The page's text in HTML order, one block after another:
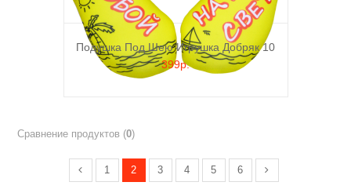
Подушка Под Шею Игрушка Добряк 10
399р.
Сравнение продуктов (0)
1 2 3 4 5 6